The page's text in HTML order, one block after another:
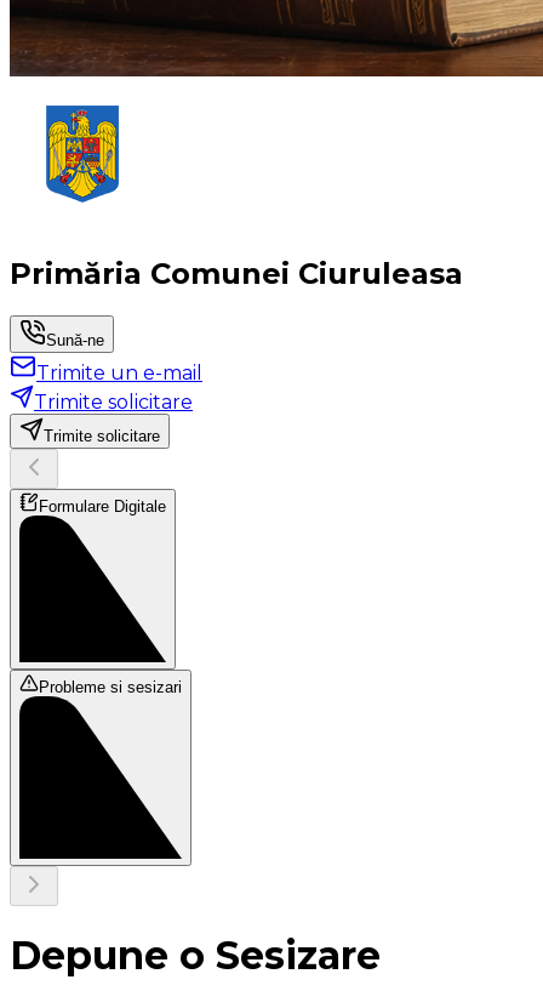
Primăria Comunei Ciuruleasa
Sună-ne
Trimite un e-mail
Trimite solicitare
Trimite solicitare
Formulare Digitale
Probleme si sesizari
Depune o Sesizare